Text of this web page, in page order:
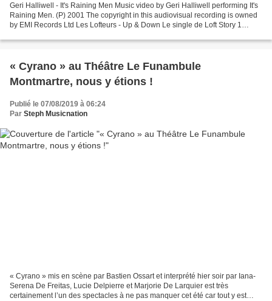
Geri Halliwell - It's Raining Men Music video by Geri Halliwell performing It's
Raining Men. (P) 2001 The copyright in this audiovisual recording is owned
by EMI Records Ltd Les Lofteurs - Up & Down Le single de Loft Story 1
« Cyrano » au Théâtre Le Funambule
Montmartre, nous y étions !
Publié le 07/08/2019 à 06:24
Par Steph Musicnation
« Cyrano » mis en scène par Bastien Ossart et interprété hier soir par Iana-
Serena De Freitas, Lucie Delpierre et Marjorie De Larquier est très
certainement l’un des spectacles à ne pas manquer cet été car tout y est